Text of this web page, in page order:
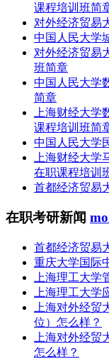
课程培训班简
对外经济贸易
中国人民大学
对外经济贸易
班简章
中国人民大学
简章
上海财经大
课程培训班简
中国人民大学
上海财经大
在职课程培训
首都经济贸易
在职考研新闻
首都经济贸易
重庆大学国际
上海理工大
上海理工大学
上海对外经
位）怎么样？
上海对外经贸
怎么样？